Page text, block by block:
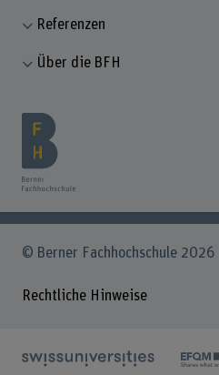
Referenzen
Über die BFH
© Berner Fachhochschule 2026
Rechtliche Hinweise